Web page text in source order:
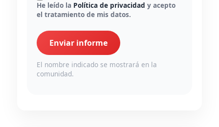
He leído la Política de privacidad y acepto
el tratamiento de mis datos.
Enviar informe
El nombre indicado se mostrará en la
comunidad.